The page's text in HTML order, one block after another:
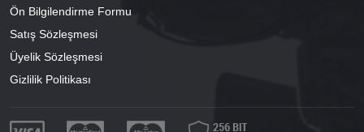
Ön Bilgilendirme Formu
Satış Sözleşmesi
Üyelik Sözleşmesi
Gizlilik Politikası